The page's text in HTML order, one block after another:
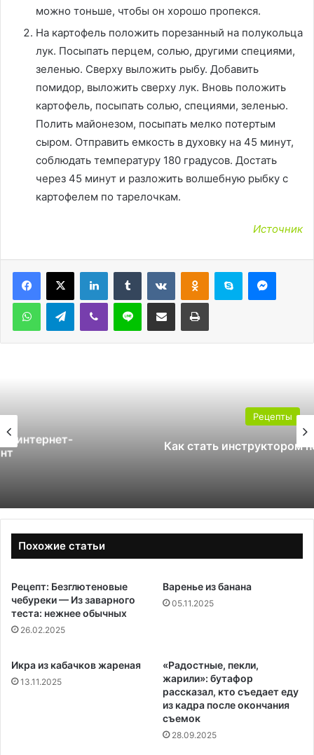
можно тоньше, чтобы он хорошо пропекся.
На картофель положить порезанный на полукольца
лук. Посыпать перцем, солью, другими специями,
зеленью. Сверху выложить рыбу. Добавить
помидор, выложить сверху лук. Вновь положить
картофель, посыпать солью, специями, зеленью.
Полить майонезом, посыпать мелко потертым
сыром. Отправить емкость в духовку на 45 минут,
соблюдать температуру 180 градусов. Достать
через 45 минут и разложить волшебную рыбку с
картофелем по тарелочкам.
Источник
LinkedInTumblr ВконтактеОдноклассники
Skype
WhatsAppTelegramViber Line Поделиться через электронную почту Печатать
Как стать инструктором по сноуборду
Похожие статьи
Рецепт: Безглютеновые
чебуреки — Из заварного
теста: нежнее обычных
26.02.2025
Варенье из банана
05.11.2025
Икра из кабачков жареная
13.11.2025
«Радостные, пекли,
жарили»: бутафор
рассказал, кто съедает еду
из кадра после окончания
съемок
28.09.2025